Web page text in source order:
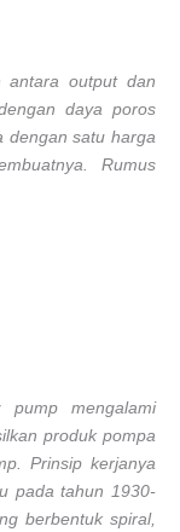
antara output dan
daya poros
dengan satu harga
Rumus
pump mengalami
produk pompa
Prinsip kerjanya
pada tahun 1930-
berbentuk spiral,